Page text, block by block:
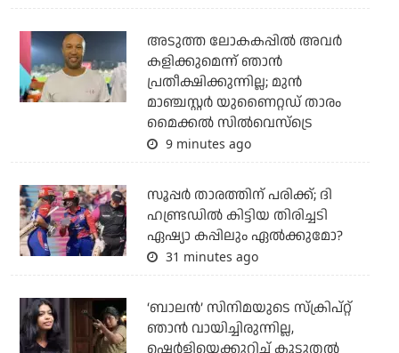
അടുത്ത ലോകകപ്പില്‍ അവര്‍
കളിക്കുമെന്ന് ഞാന്‍
പ്രതീക്ഷിക്കുന്നില്ല; മുന്‍
മാഞ്ചസ്റ്റര്‍ യുണൈറ്റഡ് താരം
മൈക്കൽ സില്‍വെസ്‌ട്രെ
9 minutes ago
സൂപ്പര്‍ താരത്തിന് പരിക്ക്; ദി
ഹണ്ട്രഡില്‍ കിട്ടിയ തിരിച്ചടി
ഏഷ്യാ കപ്പിലും ഏല്‍ക്കുമോ?
31 minutes ago
‘ബാലൻ’ സിനിമയുടെ സ്ക്രിപ്റ്റ്
ഞാൻ വായിച്ചിരുന്നില്ല,